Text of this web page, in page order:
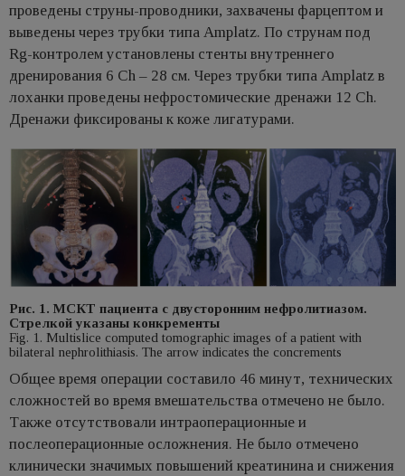
проведены струны-проводники, захвачены фарцептом и
выведены через трубки типа Amplatz. По струнам под
Rg-контролем установлены стенты внутреннего
дренирования 6 Ch – 28 см. Через трубки типа Amplatz в
лоханки проведены нефростомические дренажи 12 Ch.
Дренажи фиксированы к коже лигатурами.
Рис. 1. МСКТ пациента с двусторонним нефролитиазом.
Стрелкой указаны конкременты
Fig. 1. Multislice computed tomographic images of a patient with
bilateral nephrolithiasis. The arrow indicates the concrements
Общее время операции составило 46 минут, технических
сложностей во время вмешательства отмечено не было.
Также отсутствовали интраоперационные и
послеоперационные осложнения. Не было отмечено
клинически значимых повышений креатинина и снижения